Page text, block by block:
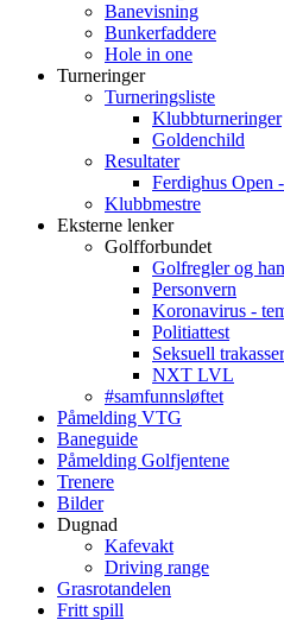
Banevisning
Bunkerfaddere
Hole in one
Turneringer
Turneringsliste
Klubbturneringer
Goldenchild
Resultater
Ferdighus Open
Klubbmestre
Eksterne lenker
Golfforbundet
Golfregler og
Personvern
Koronavirus -
Politiattest
Seksuell
NXT LVL
#samfunnsløftet
Påmelding VTG
Baneguide
Påmelding Golfjentene
Trenere
Bilder
Dugnad
Kafevakt
Driving range
Grasrotandelen
Fritt spill